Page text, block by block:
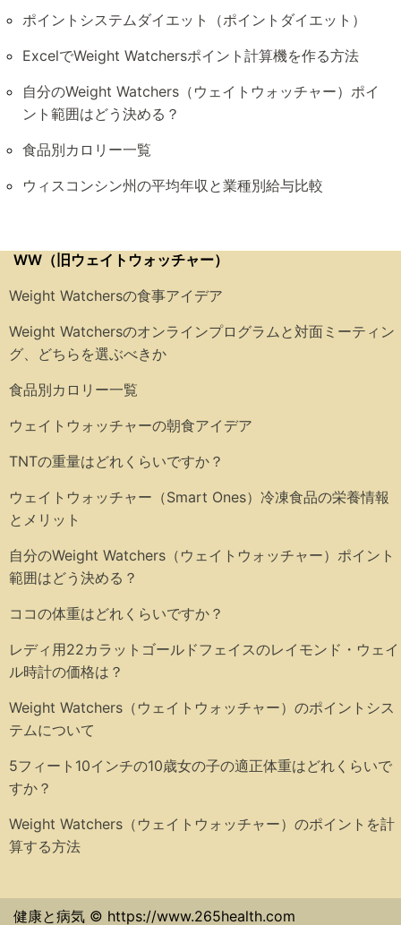
ポイントシステムダイエット（ポイントダイエット）
ExcelでWeight Watchersポイント計算機を作る方法
自分のWeight Watchers（ウェイトウォッチャー）ポイ
ント範囲はどう決める？
食品別カロリー一覧
ウィスコンシン州の平均年収と業種別給与比較
WW（旧ウェイトウォッチャー）
Weight Watchersの食事アイデア
Weight Watchersのオンラインプログラムと対面ミーティン
グ、どちらを選ぶべきか
食品別カロリー一覧
ウェイトウォッチャーの朝食アイデア
TNTの重量はどれくらいですか？
ウェイトウォッチャー（Smart Ones）冷凍食品の栄養情報
とメリット
自分のWeight Watchers（ウェイトウォッチャー）ポイント
範囲はどう決める？
ココの体重はどれくらいですか？
レディ用22カラットゴールドフェイスのレイモンド・ウェイ
ル時計の価格は？
Weight Watchers（ウェイトウォッチャー）のポイントシス
テムについて
5フィート10インチの10歳女の子の適正体重はどれくらいで
すか？
Weight Watchers（ウェイトウォッチャー）のポイントを計
算する方法
健康と病気 © https://www.265health.com